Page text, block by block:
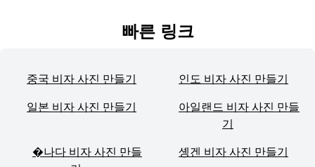
빠른 링크
중국 비자 사진 만들기 인도 비자 사진 만들기
일본 비자 사진 만들기
아일랜드 비자 사진 만들
기
�나다 비자 사진 만들
솅겐 비자 사진 만들기